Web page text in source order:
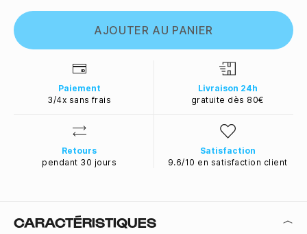
AJOUTER AU PANIER
Paiement
3/4x sans frais
Livraison 24h
gratuite dès 80€
Retours
pendant 30 jours
Satisfaction
9.6/10 en satisfaction client
CARACTÉRISTIQUES